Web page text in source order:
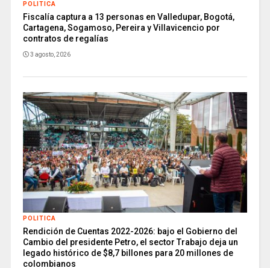
POLITICA
Fiscalía captura a 13 personas en Valledupar, Bogotá,
Cartagena, Sogamoso, Pereira y Villavicencio por
contratos de regalías
3 agosto, 2026
POLITICA
Rendición de Cuentas 2022-2026: bajo el Gobierno del
Cambio del presidente Petro, el sector Trabajo deja un
legado histórico de $8,7 billones para 20 millones de
colombianos